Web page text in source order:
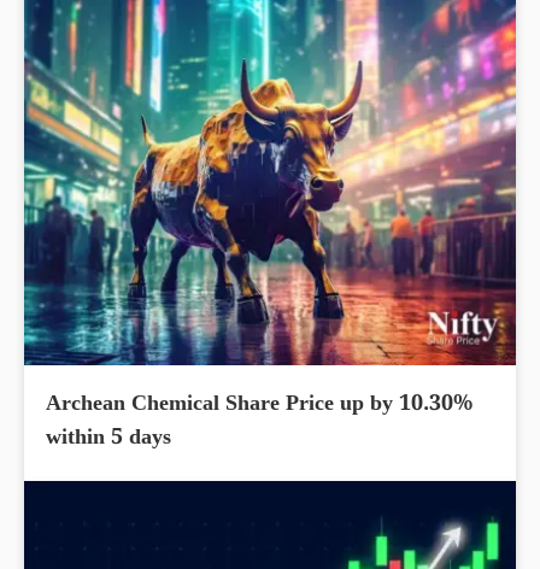
Archean Chemical Share Price up by 10.30%
within 5 days